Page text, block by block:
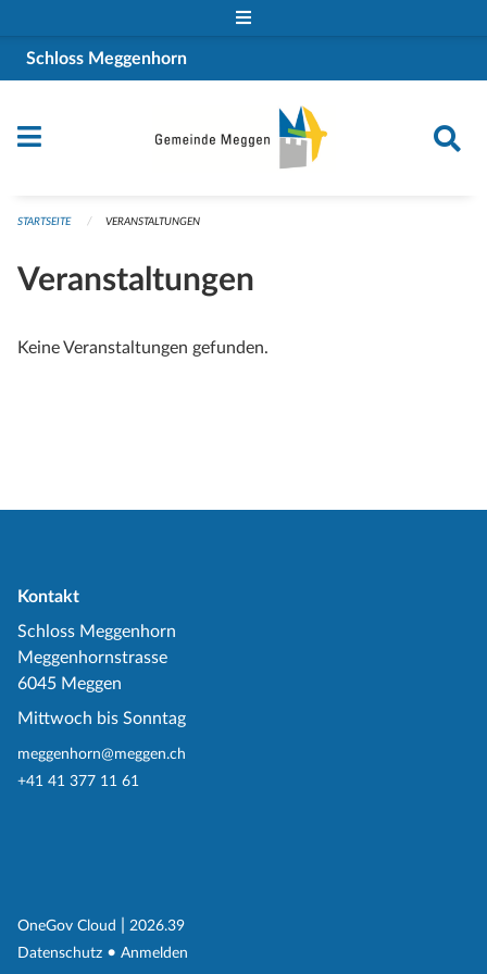
Schloss Meggenhorn
STARTSEITE VERANSTALTUNGEN
Veranstaltungen
Keine Veranstaltungen gefunden.
Kontakt
Schloss Meggenhorn
Meggenhornstrasse
6045 Meggen
Mittwoch bis Sonntag
meggenhorn@meggen.ch
+41 41 377 11 61
OneGov Cloud (External Link)
2026.39
Datenschutz (External Link)
Anmelden